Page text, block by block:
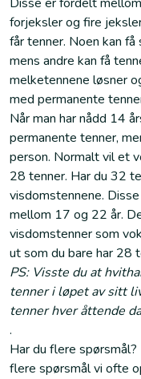
forjeksler og fire
får tenner. Noen kan
mens andre kan få
melketennene løsner
med permanente
Når man har nådd 14
permanente tenner,
person. Normalt vil et
28 tenner. Har du 32
visdomstennene.
mellom 17 og 22 år.
visdomstenner som
ut som du bare har 28
PS: Visste du at
tenner i løpet av sitt
tenner hver åttende
.
Har du flere
flere spørsmål vi ofte